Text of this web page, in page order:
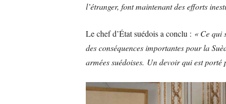
l’étranger, font maintenant des efforts
Le chef d’État suédois a conclu : « Ce qui
des conséquences importantes pour la
armées suédoises. Un devoir qui est